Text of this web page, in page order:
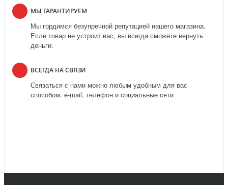
МЫ ГАРАНТИРУЕМ
Мы гордимся безупречной репутацией нашего магазина.
Если товар не устроит вас, вы всегда сможете вернуть
деньги.
ВСЕГДА НА СВЯЗИ
Связаться с нами можно любым удобным для вас
способом: e-mail, телефон и социальные сети